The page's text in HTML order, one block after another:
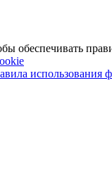
обеспечивать
использования